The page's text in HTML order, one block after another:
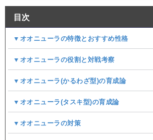
目次
▼オオニューラの特徴とおすすめ性格
▼オオニューラの役割と対戦考察
▼オオニューラ(かるわざ型)の育成論
▼オオニューラ(タスキ型)の育成論
▼オオニューラの対策